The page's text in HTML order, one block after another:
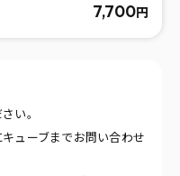
7,700円
い。
ューブまでお問い合わせ